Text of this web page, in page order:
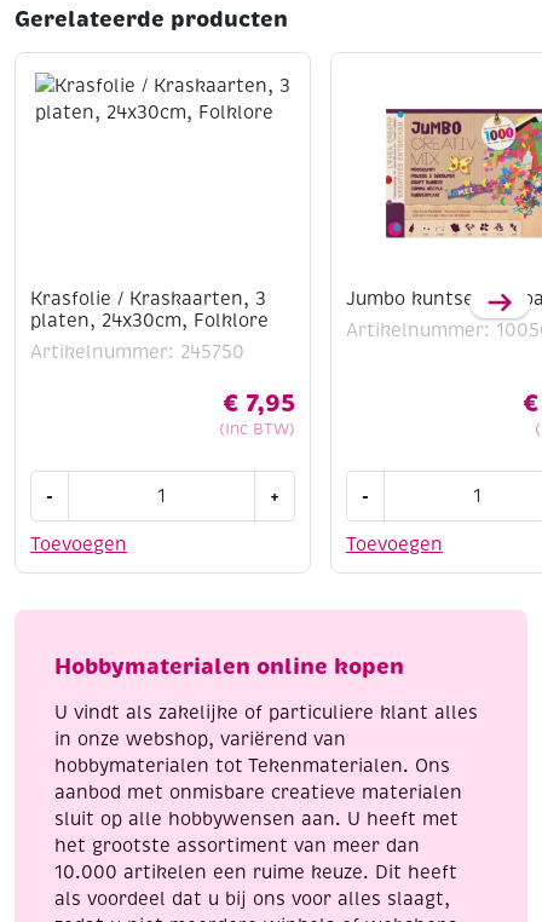
Gerelateerde producten
Krasfolie / Kraskaarten, 3
platen, 24x30cm, Folklore
Artikelnummer: 245750
€ 7,95
(Inc BTW)
Toevoegen
-
Kraskaarten,
24x30cm,
aantal
+
Jumbo kuntselset
Artikelnummer:
€
Toevoegen
-
foam
Hobbymaterialen online kopen
U vindt als zakelijke of particuliere klant alles
in onze webshop, variërend van
hobbymaterialen tot Tekenmaterialen. Ons
aanbod met onmisbare creatieve materialen
sluit op alle hobbywensen aan. U heeft met
het grootste assortiment van meer dan
10.000 artikelen een ruime keuze. Dit heeft
als voordeel dat u bij ons voor alles slaagt,